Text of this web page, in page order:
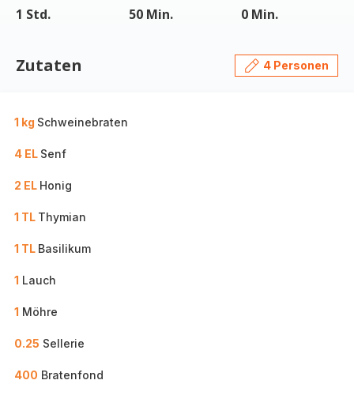
1 Std. 50 Min. 0 Min.
Zutaten 4 Personen
1 kg Schweinebraten
4 EL Senf
2 EL Honig
1 TL Thymian
1 TL Basilikum
1 Lauch
1 Möhre
0.25 Sellerie
400 Bratenfond